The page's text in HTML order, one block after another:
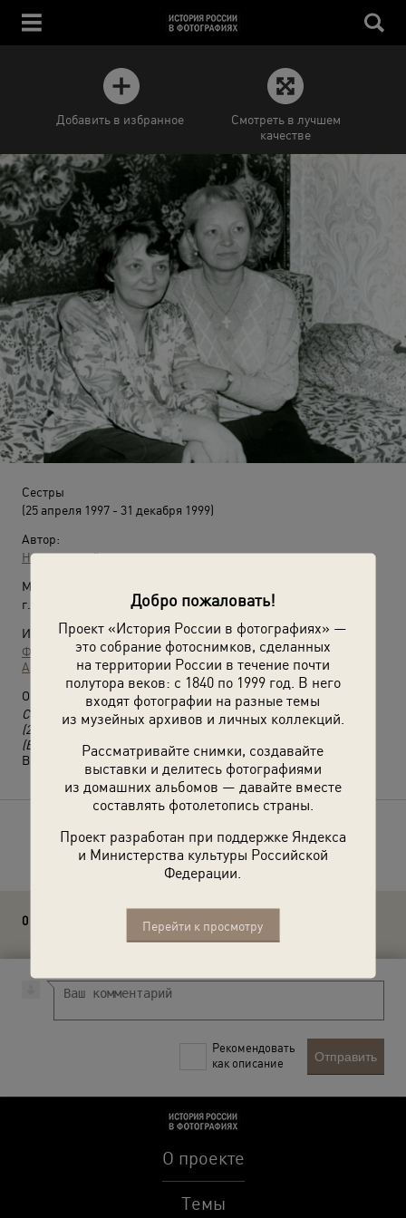
Добро пожаловать!
Проект «История России в фотографиях» —
это собрание фотоснимков, сделанных
на территории России в течение почти
полутора веков: с 1840 по 1999 год. В него
входят фотографии на разные темы
из музейных архивов и личных коллекций.
Рассматривайте снимки, создавайте
выставки и делитесь фотографиями
из домашних альбомов — давайте вместе
составлять фотолетопись страны.
Проект разработан при поддержке Яндекса
и Министерства культуры Российской
Федерации.
Перейти к просмотру
Добавить в избранное
Смотреть в лучшем
качестве
Сестры
(25 апреля 1997 - 31 декабря 1999)
Автор:
Неизвестный автор
Место съемки:
г. Москва
Источники:
Фотографии пользователей russiainphoto.ru
Архив Елены Черновой
О фотографии:
Сестры Валентина Михайловна Ковалева (Блинова)
(25.04.1932-22.08.2017) и Наталья Михайловна Никольская
(Блинова) (13.06.1937-20.02.2019).
Выставка
«История одной семьи»с этой фотографией.
Расскажите друзьям об этом фото
0 комментариев
Рекомендовать
как описание
Отправить
О проекте
Темы